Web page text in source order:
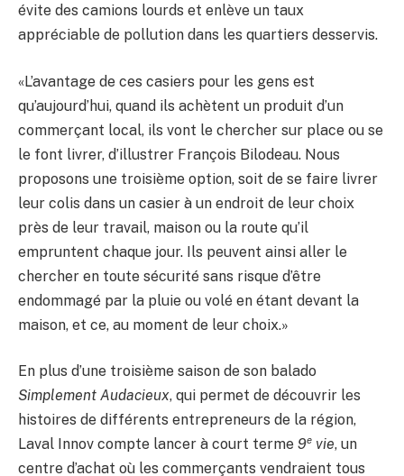
évite des camions lourds et enlève un taux
appréciable de pollution dans les quartiers desservis.
«L’avantage de ces casiers pour les gens est
qu’aujourd’hui, quand ils achètent un produit d’un
commerçant local, ils vont le chercher sur place ou se
le font livrer, d’illustrer François Bilodeau. Nous
proposons une troisième option, soit de se faire livrer
leur colis dans un casier à un endroit de leur choix
près de leur travail, maison ou la route qu’il
empruntent chaque jour. Ils peuvent ainsi aller le
chercher en toute sécurité sans risque d’être
endommagé par la pluie ou volé en étant devant la
maison, et ce, au moment de leur choix.»
En plus d’une troisième saison de son balado
Simplement Audacieux, qui permet de découvrir les
histoires de différents entrepreneurs de la région,
Laval Innov compte lancer à court terme 9e vie, un
centre d’achat où les commerçants vendraient tous